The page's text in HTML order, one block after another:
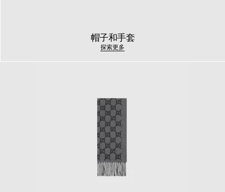
帽子和手套
探索更多